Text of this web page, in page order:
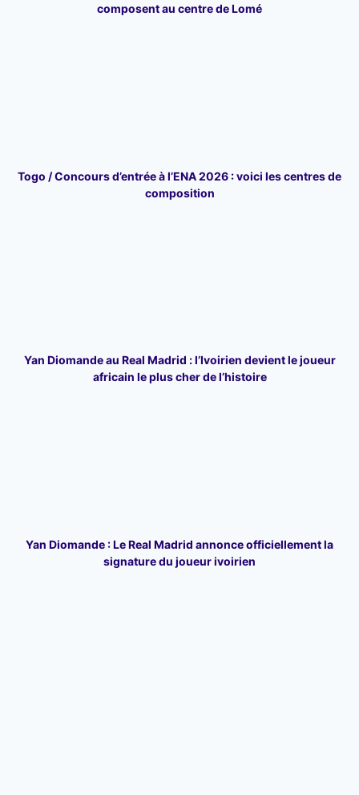
composent au centre de Lomé
Togo / Concours d’entrée à l’ENA 2026 : voici les centres de
composition
Yan Diomande au Real Madrid : l’Ivoirien devient le joueur
africain le plus cher de l’histoire
Yan Diomande : Le Real Madrid annonce officiellement la
signature du joueur ivoirien